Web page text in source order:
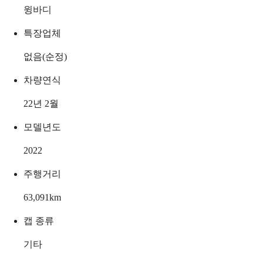
윙바디
특장업체
없음(순정)
차량연식
22년 2월
모델년도
2022
주행거리
63,091km
캡 종류
기타